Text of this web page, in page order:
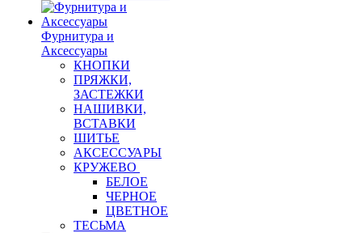
Фурнитура и
Аксессуары
КНОПКИ
ПРЯЖКИ,
ЗАСТЕЖКИ
НАШИВКИ,
ВСТАВКИ
ШИТЬЕ
АКСЕССУАРЫ
КРУЖЕВО
БЕЛОЕ
ЧЕРНОЕ
ЦВЕТНОЕ
ТЕСЬМА